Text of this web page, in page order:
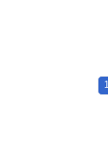
1